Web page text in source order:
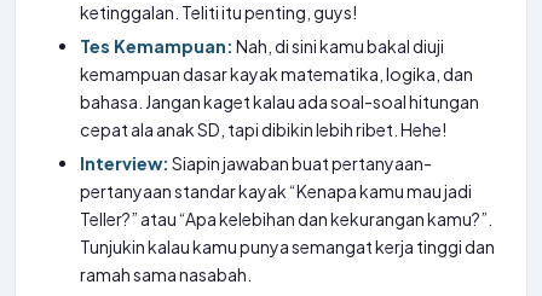
ketinggalan. Teliti itu penting, guys!
Tes Kemampuan: Nah, di sini kamu bakal diuji
kemampuan dasar kayak matematika, logika, dan
bahasa. Jangan kaget kalau ada soal-soal hitungan
cepat ala anak SD, tapi dibikin lebih ribet. Hehe!
Interview: Siapin jawaban buat pertanyaan-
pertanyaan standar kayak “Kenapa kamu mau jadi
Teller?” atau “Apa kelebihan dan kekurangan kamu?”.
Tunjukin kalau kamu punya semangat kerja tinggi dan
ramah sama nasabah.